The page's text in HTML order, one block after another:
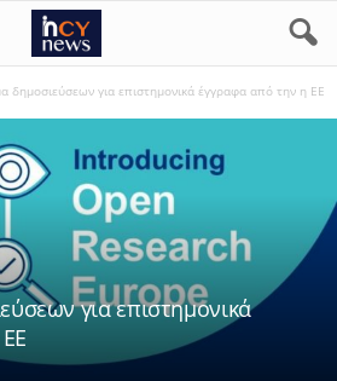
δημοσιεύσεων για επιστημονικά έγγραφα από την η ΕΕ
για επιστημονικά